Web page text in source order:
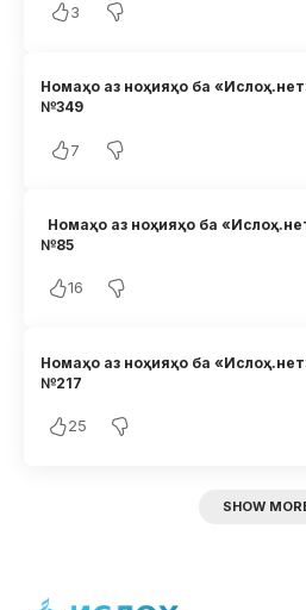
3
Номаҳо аз ноҳияҳо ба
№349
7
Номаҳо аз ноҳияҳо ба
№85
16
Номаҳо аз ноҳияҳо ба
№217
25
SHOW